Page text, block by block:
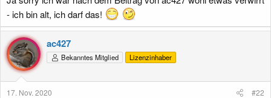
- ich bin alt, ich darf das!
ac427
Bekanntes Mitglied Lizenzinhaber
17. Nov. 2020 #22